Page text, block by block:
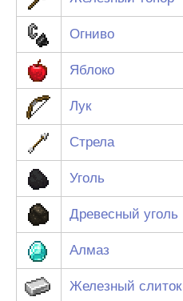
Огниво
Яблоко
Лук
Стрела
Уголь
Древесный уголь
Алмаз
Железный слиток